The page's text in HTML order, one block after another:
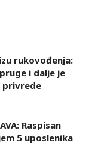
rukovođenja:
i dalje je
privrede
Raspisan
5 uposlenika